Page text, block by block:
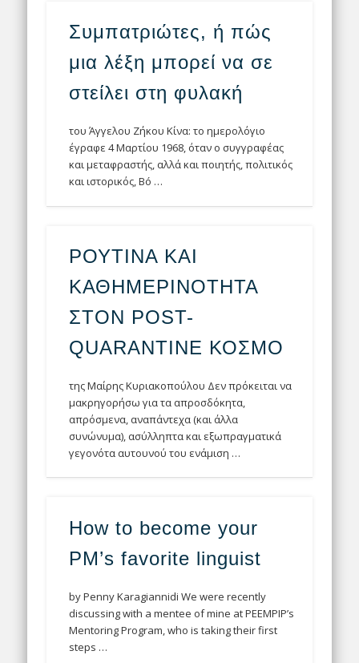
Συμπατριώτες, ή πώς
μια λέξη μπορεί να σε
στείλει στη φυλακή
του Άγγελου Ζήκου Κίνα: το ημερολόγιο
έγραφε 4 Μαρτίου 1968, όταν ο συγγραφέας
και μεταφραστής, αλλά και ποιητής, πολιτικός
και ιστορικός, Bó …
ΡΟΥΤΙΝΑ ΚΑΙ
ΚΑΘΗΜΕΡΙΝΟΤΗΤΑ
ΣΤΟΝ POST-
QUARANTINE ΚΟΣΜΟ
της Μαίρης Κυριακοπούλου Δεν πρόκειται να
μακρηγορήσω για τα απροσδόκητα,
απρόσμενα, αναπάντεχα (και άλλα
συνώνυμα), ασύλληπτα και εξωπραγματικά
γεγονότα αυτουνού του ενάμιση …
How to become your
PM’s favorite linguist
by Penny Karagiannidi We were recently
discussing with a mentee of mine at PEEMPIP’s
Mentoring Program, who is taking their first
steps …